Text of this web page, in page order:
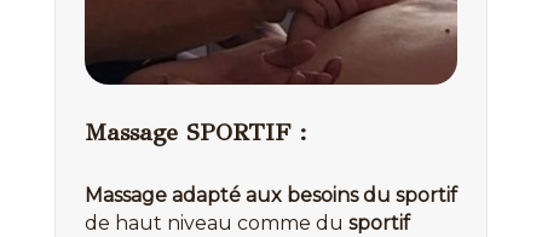
Massage SPORTIF :
Massage adapté aux besoins du sportif
de haut niveau comme du sportif